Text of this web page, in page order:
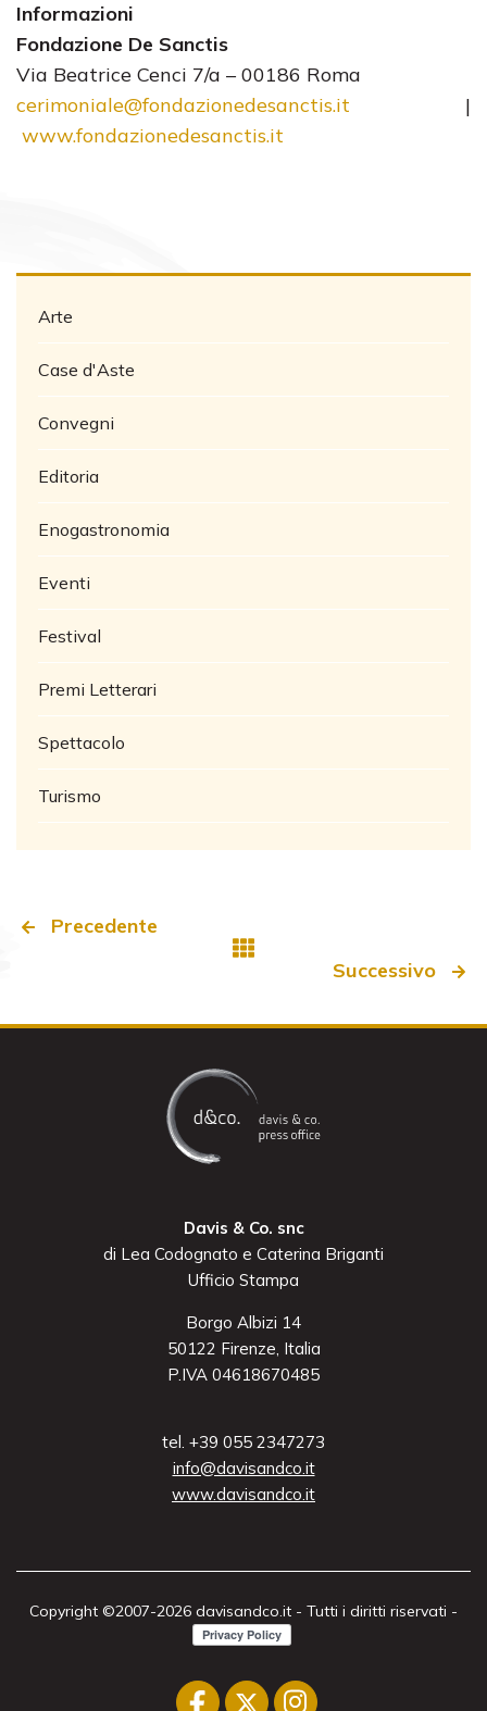
Informazioni
Fondazione De Sanctis
Via Beatrice Cenci 7/a – 00186 Roma
cerimoniale@fondazionedesanctis.it
|
www.fondazionedesanctis.it
Arte
Case d'Aste
Convegni
Editoria
Enogastronomia
Eventi
Festival
Premi Letterari
Spettacolo
Turismo
Precedente
Successivo
Davis & Co. snc
di Lea Codognato e Caterina Briganti
Ufficio Stampa
Borgo Albizi 14
50122 Firenze, Italia
P.IVA 04618670485
tel. +39 055 2347273
info@davisandco.it
www.davisandco.it
Copyright ©2007-2026 davisandco.it - Tutti i diritti riservati -